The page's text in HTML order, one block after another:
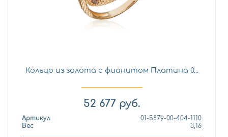
Кольцо из золота с фианитом Платина 0...
52 677 руб.
Артикул
01-5879-00-404-1110
Вес
3,16